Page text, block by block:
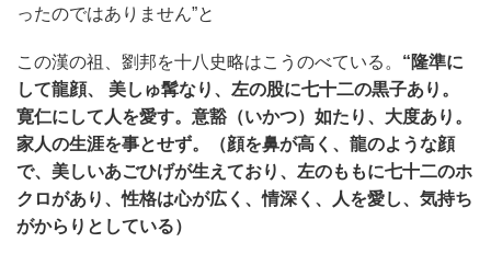
ったのではありません”と
この漢の祖、劉邦を十八史略はこうのべている。 “隆準に
して龍顔、 美しゅ髯なり、左の股に七十二の黒子あり。
寛仁にして人を愛す。意豁（いかつ）如たり、大度あり。
家人の生涯を事とせず。（顔を鼻が高く、龍のような顔
で、美しいあごひげが生えており、左のももに七十二のホ
クロがあり、性格は心が広く、情深く、人を愛し、気持ち
がからりとしている）